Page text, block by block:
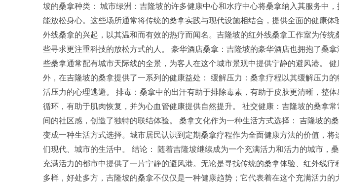
坡的桑拿种类： 城市绿洲：吉隆坡的许多健康中心和水疗中心将桑拿纳入其服务中
能放松身心。这些场所通常将传统的桑拿实践与现代设施相结合，提供全面的健康
外线桑拿的兴起，以其温和而有效的热疗而闻名。吉隆坡的红外线桑拿工作室为传
些寻求更注重科技的放松方式的人。 豪华酒店桑拿：吉隆坡的豪华酒店也拥抱了桑
些桑拿通常配有城市天际线的全景，为客人在这个城市景观中提供宁静的避风港。
外，在吉隆坡的桑拿提供了一系列的健康益处： 缓解压力：桑拿疗程以其缓解压力
活压力的心理逃避。 排毒：桑拿中的出汗有助于排除毒素，有助于皮肤更清晰，整
循环，有助于肌肉恢复，并为心血管健康提供自然提升。 社交健康：吉隆坡的桑拿
间的社区感，创造了独特的联结体验。 桑拿文化作为一种生活方式选择： 吉隆坡的
变成一种生活方式选择。城市居民认识到定期桑拿疗程作为全面健康方法的价值，
们现代、城市的生活中。 结论： 随着吉隆坡继续成为一个充满活力和活力的城市，
充满活力的都市中提供了一片宁静的避风港。无论是寻找传统的桑拿体验、红外线
多样，好处多方，吉隆坡的桑拿不仅仅是一种健康趋势；它代表着在这个充满活力